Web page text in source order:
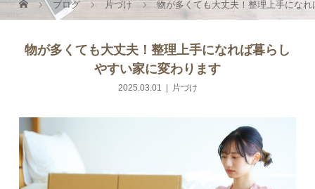
ブログ 片づけ 物が多くても大丈夫！整理上手にな
物が多くても大丈夫！整理上手になれば暮らし
やすい家に変わります
2025.03.01 片づけ